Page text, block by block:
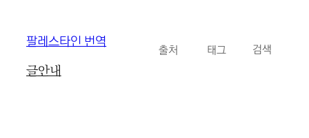
팔레스타인 번역
글안내
카테고리 태그 검색